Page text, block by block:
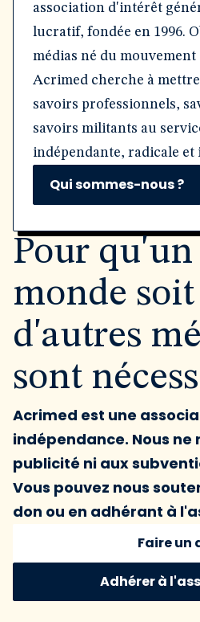
association d'intérêt
lucratif, fondée en 1996.
médias né du mouvement
Acrimed cherche à
savoirs professionnels,
savoirs militants au
indépendante, radicale et
Qui sommes-nous ?
Pour
monde
d'autres
sont
Acrimed est une
indépendance. Nous ne
publicité ni aux
Vous pouvez nous
don ou en adhérant à
Faire un
Adhérer à